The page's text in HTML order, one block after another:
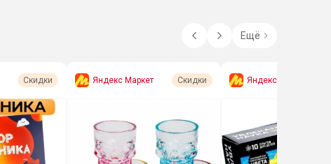
Ещё
Скидки Яндекс Маркет Скидки Яндекс Маркет